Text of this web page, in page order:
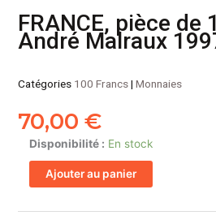
FRANCE, pièce de
André Malraux
Catégories 100 Francs|Monnaies
70,00€
Disponibilité : En stock
quantité
de
FRANCE,
de
Ajouter au panier